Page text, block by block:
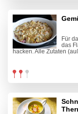
Für
das
hacken. Alle Zutaten